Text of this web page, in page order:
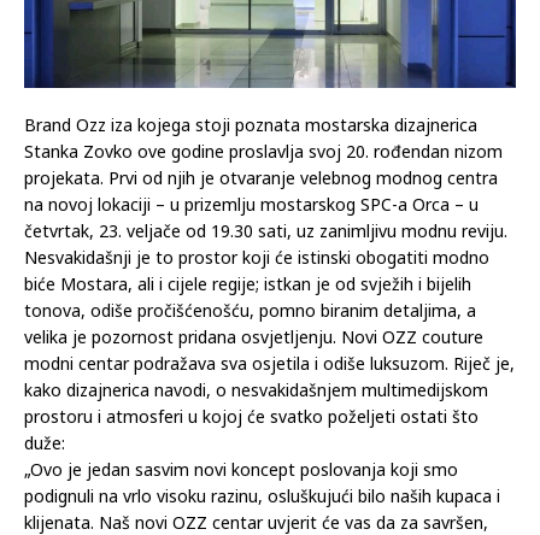
Brand Ozz iza kojega stoji poznata mostarska dizajnerica
Stanka Zovko ove godine proslavlja svoj 20. rođendan nizom
projekata. Prvi od njih je otvaranje velebnog modnog centra
na novoj lokaciji – u prizemlju mostarskog SPC-a Orca – u
četvrtak, 23. veljače od 19.30 sati, uz zanimljivu modnu reviju.
Nesvakidašnji je to prostor koji će istinski obogatiti modno
biće Mostara, ali i cijele regije; istkan je od svježih i bijelih
tonova, odiše pročišćenošću, pomno biranim detaljima, a
velika je pozornost pridana osvjetljenju. Novi OZZ couture
modni centar podražava sva osjetila i odiše luksuzom. Riječ je,
kako dizajnerica navodi, o nesvakidašnjem multimedijskom
prostoru i atmosferi u kojoj će svatko poželjeti ostati što
duže:
„Ovo je jedan sasvim novi koncept poslovanja koji smo
podignuli na vrlo visoku razinu, osluškujući bilo naših kupaca i
klijenata. Naš novi OZZ centar uvjerit će vas da za savršen,